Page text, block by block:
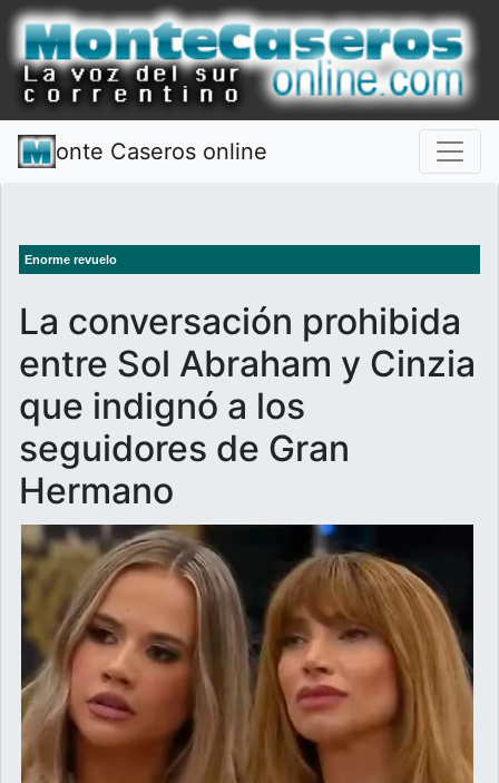
onte Caseros online
Enorme revuelo
La conversación prohibida
entre Sol Abraham y Cinzia
que indignó a los
seguidores de Gran
Hermano